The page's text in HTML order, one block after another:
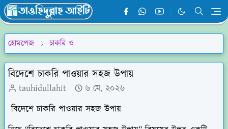
হোমপেজ চাকরি ও
বিদেশে চাকরি পাওয়ার সহজ উপায়
tauhidullahit
৬ মে, ২০২৬
বিদেশে চাকরি পাওয়ার সহজ উপায়